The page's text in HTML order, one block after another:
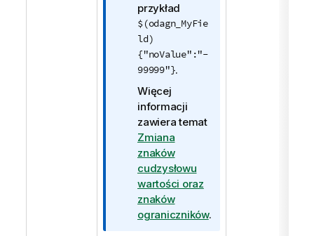
przykład
$(odagn_MyFie
ld)
{"noValue":"-
99999"}.
Więcej
informacji
zawiera temat
Zmiana
znaków
cudzysłowu
wartości oraz
znaków
ograniczników.